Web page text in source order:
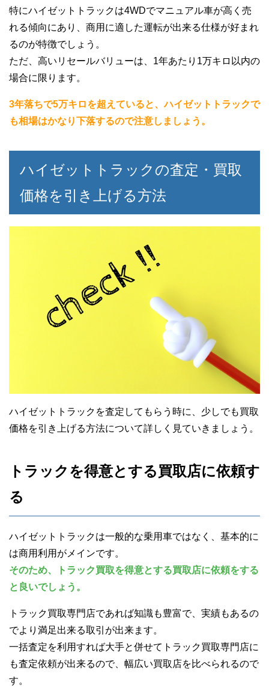
特にハイゼットトラックは4WDでマニュアル車が高く売
れる傾向にあり、商用に適した運転が出来る仕様が好まれ
るのが特徴でしょう。
ただ、高いリセールバリューは、1年あたり1万キロ以内の
場合に限ります。
3年落ちで5万キロを超えていると、ハイゼットトラックで
も相場はかなり下落するので注意しましょう。
ハイゼットトラックの査定・買取
価格を引き上げる方法
ハイゼットトラックを査定してもらう時に、少しでも買取
価格を引き上げる方法について詳しく見ていきましょう。
トラックを得意とする買取店に依頼す
る
ハイゼットトラックは一般的な乗用車ではなく、基本的に
は商用利用がメインです。
そのため、トラック買取を得意とする買取店に依頼をする
と良いでしょう。
トラック買取専門店であれば知識も豊富で、実績もあるの
でより満足出来る取引が出来ます。
一括査定を利用すれば大手と併せてトラック買取専門店に
も査定依頼が出来るので、幅広い買取店を比べられるので
す。